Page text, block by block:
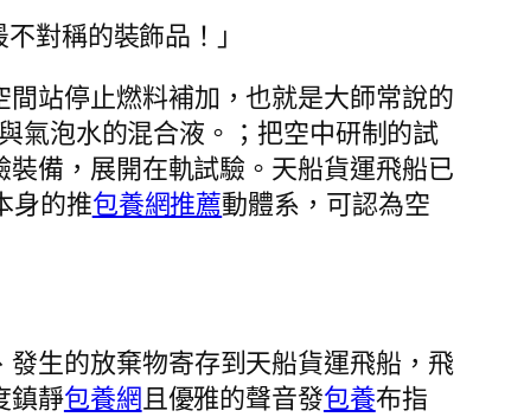
對稱的裝飾品！」
站停止燃料補加，也就是大師常說的
氣泡水的混合液。；把空中研制的試
裝備，展開在軌試驗。天船貨運飛船已
身的推包養網推薦動體系，可認為空
生的放棄物寄存到天船貨運飛船，飛
鎮靜包養網 且優雅的聲音發包養布指